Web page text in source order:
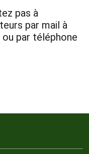
pas à
par mail à
ou par téléphone